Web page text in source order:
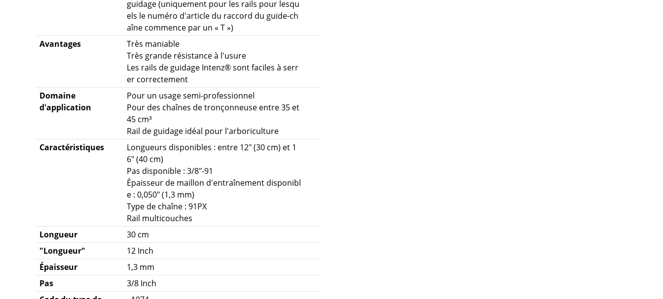
guidage (uniquement pour les rails pour lesqu
els le numéro d'article du raccord du guide-ch
aîne commence par un « T »)
Avantages
Très maniable
Très grande résistance à l'usure
Les rails de guidage Intenz® sont faciles à serr
er correctement
Domaine
d'application
Pour un usage semi-professionnel
Pour des chaînes de tronçonneuse entre 35 et
45 cm³
Rail de guidage idéal pour l'arboriculture
Caractéristiques
Longueurs disponibles : entre 12" (30 cm) et 1
6" (40 cm)
Pas disponible : 3/8"-91
Épaisseur de maillon d'entraînement disponibl
e : 0,050" (1,3 mm)
Type de chaîne : 91PX
Rail multicouches
Longueur
30 cm
"Longueur"
12 Inch
Épaisseur
1,3 mm
Pas
3/8 Inch